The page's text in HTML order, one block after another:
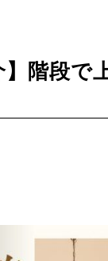
】階段